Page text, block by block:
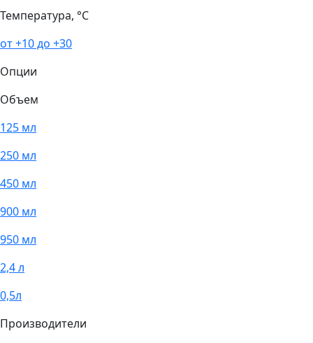
Температура, °С
от +10 до +30
Опции
Объем
125 мл
250 мл
450 мл
900 мл
950 мл
2,4 л
0,5л
Производители